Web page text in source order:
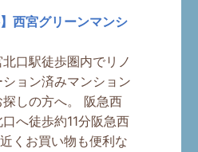
西宮グリーンマンシ
口駅徒歩圏内でリノ
ション済みマンション
探しの方へ。 阪急西
へ徒歩約11分阪急西
くお買い物も便利な